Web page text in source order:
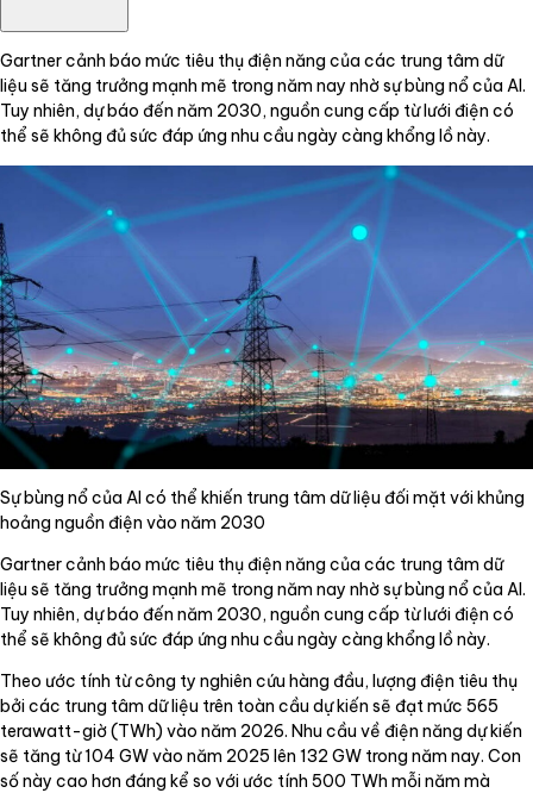
Gartner cảnh báo mức tiêu thụ điện năng của các trung tâm dữ
liệu sẽ tăng trưởng mạnh mẽ trong năm nay nhờ sự bùng nổ của AI.
Tuy nhiên, dự báo đến năm 2030, nguồn cung cấp từ lưới điện có
thể sẽ không đủ sức đáp ứng nhu cầu ngày càng khổng lồ này.
Sự bùng nổ của AI có thể khiến trung tâm dữ liệu đối mặt với khủng
hoảng nguồn điện vào năm 2030
Gartner cảnh báo mức tiêu thụ điện năng của các trung tâm dữ
liệu sẽ tăng trưởng mạnh mẽ trong năm nay nhờ sự bùng nổ của AI.
Tuy nhiên, dự báo đến năm 2030, nguồn cung cấp từ lưới điện có
thể sẽ không đủ sức đáp ứng nhu cầu ngày càng khổng lồ này.
Theo ước tính từ công ty nghiên cứu hàng đầu, lượng điện tiêu thụ
bởi các trung tâm dữ liệu trên toàn cầu dự kiến sẽ đạt mức 565
terawatt-giờ (TWh) vào năm 2026. Nhu cầu về điện năng dự kiến
sẽ tăng từ 104 GW vào năm 2025 lên 132 GW trong năm nay. Con
số này cao hơn đáng kể so với ước tính 500 TWh mỗi năm mà